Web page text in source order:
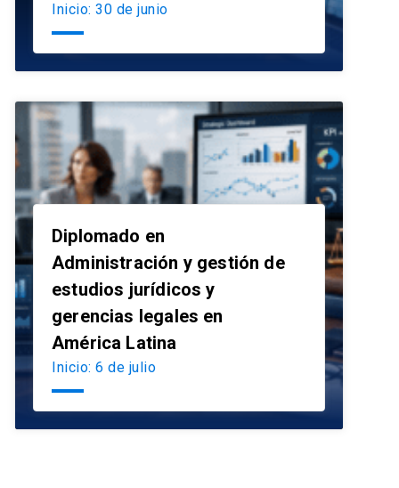
Inicio: 30 de junio
Diplomado en
Administración y gestión de
estudios jurídicos y
gerencias legales en
América Latina
Inicio: 6 de julio